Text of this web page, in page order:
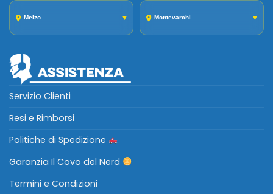
Melzo ▼ Montevarchi ▼
Servizio Clienti
Resi e Rimborsi
Politiche di Spedizione
Garanzia Il Covo del Nerd
Termini e Condizioni